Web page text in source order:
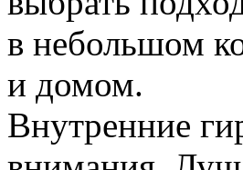
в небольшом
и домом.
Внутренние